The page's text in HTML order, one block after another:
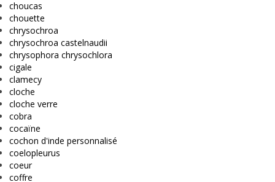
choucas
chouette
chrysochroa
chrysochroa castelnaudii
chrysophora chrysochlora
cigale
clamecy
cloche
cloche verre
cobra
cocaïne
cochon d'inde personnalisé
coelopleurus
coeur
coffre